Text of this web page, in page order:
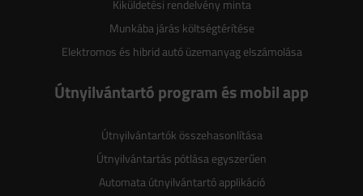
Kiküldetési rendelvény minta
Munkába járás költségtérítése
Elektromos és hibrid autó üzemanyag elszámolása
Útnyilvántartó program és mobil app
Útnyilvántartók összehasonlítása
Útnyilvántartás pótlása egyszerűen
Automata útnyilvántartó applikáció